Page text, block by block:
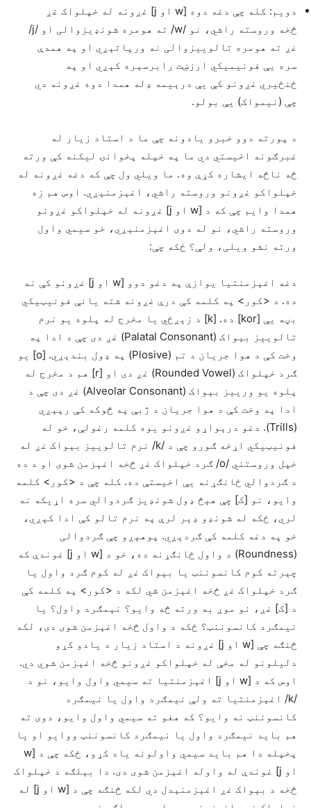
دویم: کله چې دغه دوه [w او j] غږونه له خپلواک غږ
څخه وروسته راشي، نو /w/ ته هومره شونډیزوالی او /j/
غږ ته هومره تالوییزوالی نه ورپاتېږي او په همدې
سره یې فونیميکي ارزښت رابرسېره کېږي او په
ځنځیري غږونو کې یې درېیمه ډله همدا دوه غږونه دي
چې (نیمواک) یې بولو.
د پورته دوو خبرو یادونه چې ما د استاد زیار له
غبرګونه اخیستي دي ما په خپله پخوانۍ لیکنه کې ورته
څه ناڅه ایشاره کړې وه. ما ویلي ول چې که دغه غږونه له
خپلواکو غږونو وروسته راشي، اغېزمنېږي. اوس هم زه
همدا وایم چې که د [w او j] غږونه له خپلواکو غږونو
وروسته راشي، نو له دوی اغېزمنېږي، خو سیمي واول
ورته نشو ویلی، ولې؟ ځکه چې:
دغه اغېزمنتیا یوازې په دغو دوو [w او j] غږونو کې نه
ده. د <کور> په کلمه کې درې غږونه شته یانې فونیټیکي
بڼه یې [kor] ده. [k] د زېږځي یا مخرج له پلوه یو نرم
تالوییز بېواک (Palatal Consonant) غږ دی چې د ادا په
وخت کې د هوا جریان د تم (Plosive) په ډول بندېږي. [o] یو
ګرد خپلواک (Rounded Vowel) غږ دی او [r] هم د مخرج له
پلوه یو ورییز بېواک (Alveolar Consonant) غږ دی چې د
ادا په وخت کې د هوا جریان د ژبې په څوکه کې رپېږي
(Trills). دغو درېواړو غږونو یوه کلمه رغولې، خو له
فونیټیکي اړخه ګورو چې د /k/ نرم تالوییز بېواک غږ له
خپل وروستني /o/ ګرد خپلواک غږ څخه اغېزمن شوی او د ده
د ګردوالي ځانګړنه یې اخیستې ده. کله چې د <کور> کلمه
وایو، نو [ک] چې هېڅ ډول شونډیز ګردوالي سره اړیکه نه
لري، ځکه له شونډو ډېر لرې په نرم تالو کې ادا کېږي،
خو په دغه کلمه کې ګردېږي. پوهېږو چې ګردوالی
(Roundness) د واول ځانګړنه ده، خو د [w او j] غوندې که
چېرته کوم کانسوننټ یا بېواک غږ له کوم ګرد واول یا
ګرد خپلواک غږ څخه اغېزمن شي لکه د <کور> په کلمه کې
د [ک] غږ، نو موږ به ورته څه وایو؟ نېمګرد واول؟ یا
نیمګرد کانسوننټ؟ ځکه د واول څخه اغېزمن شوی دی، لکه
څنګه چې [w او j] غږونه د استاد زیار د یادو کړو
دلیلونو له مخې له خپلواکو غږونو څخه اغېزمن شوي دي.
اوس که د [w او j] اغېزمنتیا ته سیمي واول وایو، نو د
/k/ اغېزمنتیا ته ولې نیمګرد واول یا نیمګرد
کانسوننټ نه وایو؟ که هغو ته سیمي واول وایو، دوی ته
هم باید نیمګرد واول یا نیمګرد کانسوننټ ووایو او یا
پخپله دا هم باید سیمي واولونه یاد کړو، ځکه چې د [w
او j] غوندې له واوله اغېزمن شوی دی. دا بېلګه د خپلواک
څخه د بېواک غږ اغېزمنېدل دي لکه څنګه چې د [w او j] له